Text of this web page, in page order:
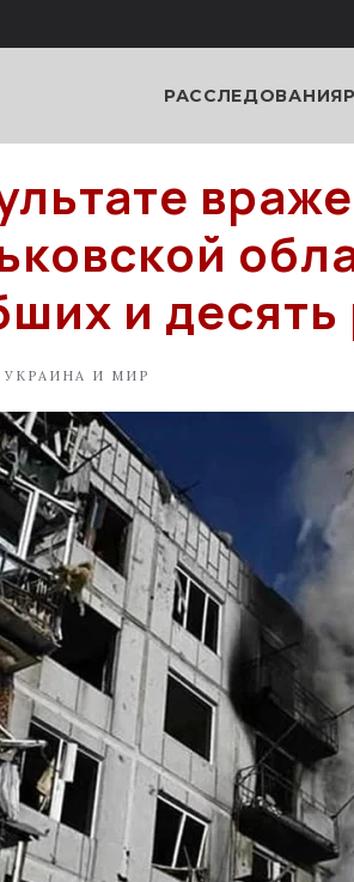
РАССЛЕДОВАНИЯ
и
УКРАИНА И МИР